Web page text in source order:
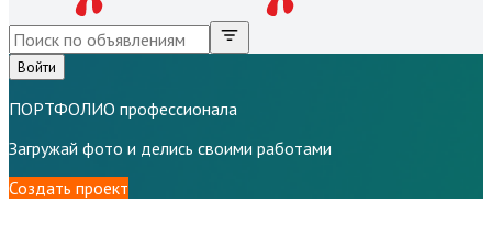
Войти
ПОРТФОЛИО профессионала
Загружай фото и делись своими работами
Создать проект